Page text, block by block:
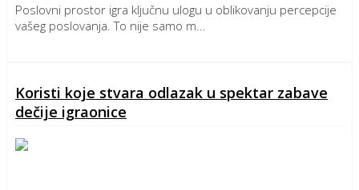
Poslovni prostor igra ključnu ulogu u oblikovanju percepcije
vašeg poslovanja. To nije samo m...
Koristi koje stvara odlazak u spektar zabave
dečije igraonice